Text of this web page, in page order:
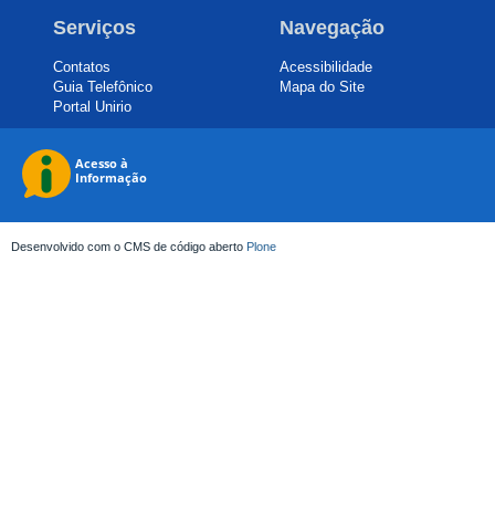
Serviços
Contatos
Guia Telefônico
Portal Unirio
Navegação
Acessibilidade
Mapa do Site
Desenvolvido com o CMS de código aberto Plone